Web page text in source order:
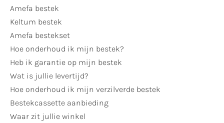
Amefa bestek
Keltum bestek
Amefa bestekset
Hoe onderhoud ik mijn bestek?
Heb ik garantie op mijn bestek
Wat is jullie levertijd?
Hoe onderhoud ik mijn verzilverde bestek
Bestekcassette aanbieding
Waar zit jullie winkel